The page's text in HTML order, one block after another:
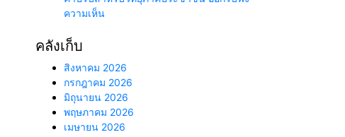
ความเห็น
คลังเก็บ
สิงหาคม 2026
กรกฎาคม 2026
มิถุนายน 2026
พฤษภาคม 2026
เมษายน 2026